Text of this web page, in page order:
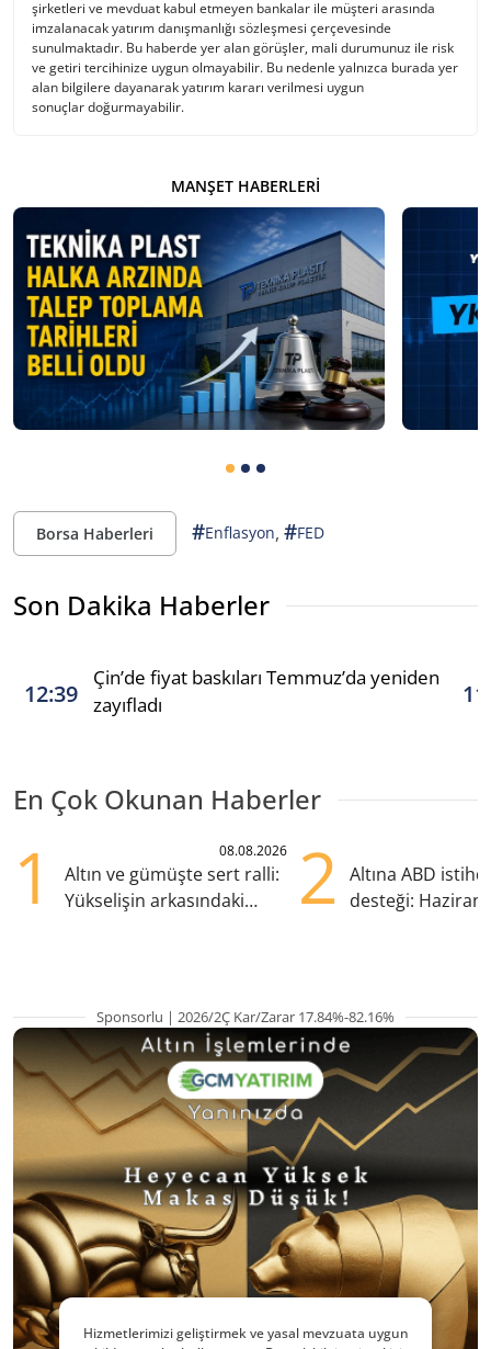
şirketleri ve mevduat kabul etmeyen bankalar ile müşteri arasında
imzalanacak yatırım danışmanlığı sözleşmesi çerçevesinde
sunulmaktadır. Bu haberde yer alan görüşler, mali durumunuz ile risk
ve getiri tercihinize uygun olmayabilir. Bu nedenle yalnızca burada yer
alan bilgilere dayanarak yatırım kararı verilmesi uygun
sonuçlar doğurmayabilir.
MANŞET HABERLERI
Borsa Haberleri #Enflasyon, #FED
Son Dakika Haberler
12:39
Çin’de fiyat baskıları Temmuz’da yeniden
zayıfladı
En Çok Okunan Haberler
1 08.08.2026
Altın ve gümüşte sert ralli:
Yükselişin arkasındaki
2
Altına ABD
desteği:
Sponsorlu | 2026/2Ç Kar/Zarar 17.84%-82.16%
Hizmetlerimizi geliştirmek ve yasal mevzuata uygun